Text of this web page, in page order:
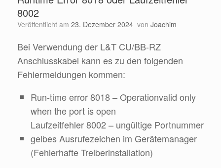
8002
Veröffentlicht am 23. Dezember 2024 von Joachim
Bei Verwendung der L&T CU/BB-RZ
Anschlusskabel kann es zu den folgenden
Fehlermeldungen kommen:
Run-time error 8018 – Operationvalid only
when the port is open
Laufzeitfehler 8002 – ungültige Portnummer
gelbes Ausrufezeichen im Gerätemanager
(Fehlerhafte Treiberinstallation)